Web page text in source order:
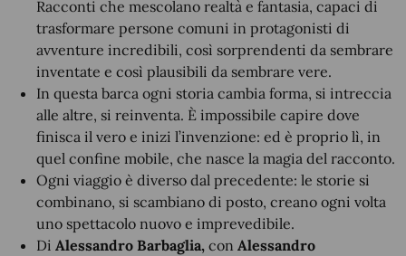
Racconti che mescolano realtà e fantasia, capaci di
trasformare persone comuni in protagonisti di
avventure incredibili, così sorprendenti da sembrare
inventate e così plausibili da sembrare vere.
In questa barca ogni storia cambia forma, si intreccia
alle altre, si reinventa. È impossibile capire dove
finisca il vero e inizi l’invenzione: ed è proprio lì, in
quel confine mobile, che nasce la magia del racconto.
Ogni viaggio è diverso dal precedente: le storie si
combinano, si scambiano di posto, creano ogni volta
uno spettacolo nuovo e imprevedibile.
Di Alessandro Barbaglia, con Alessandro